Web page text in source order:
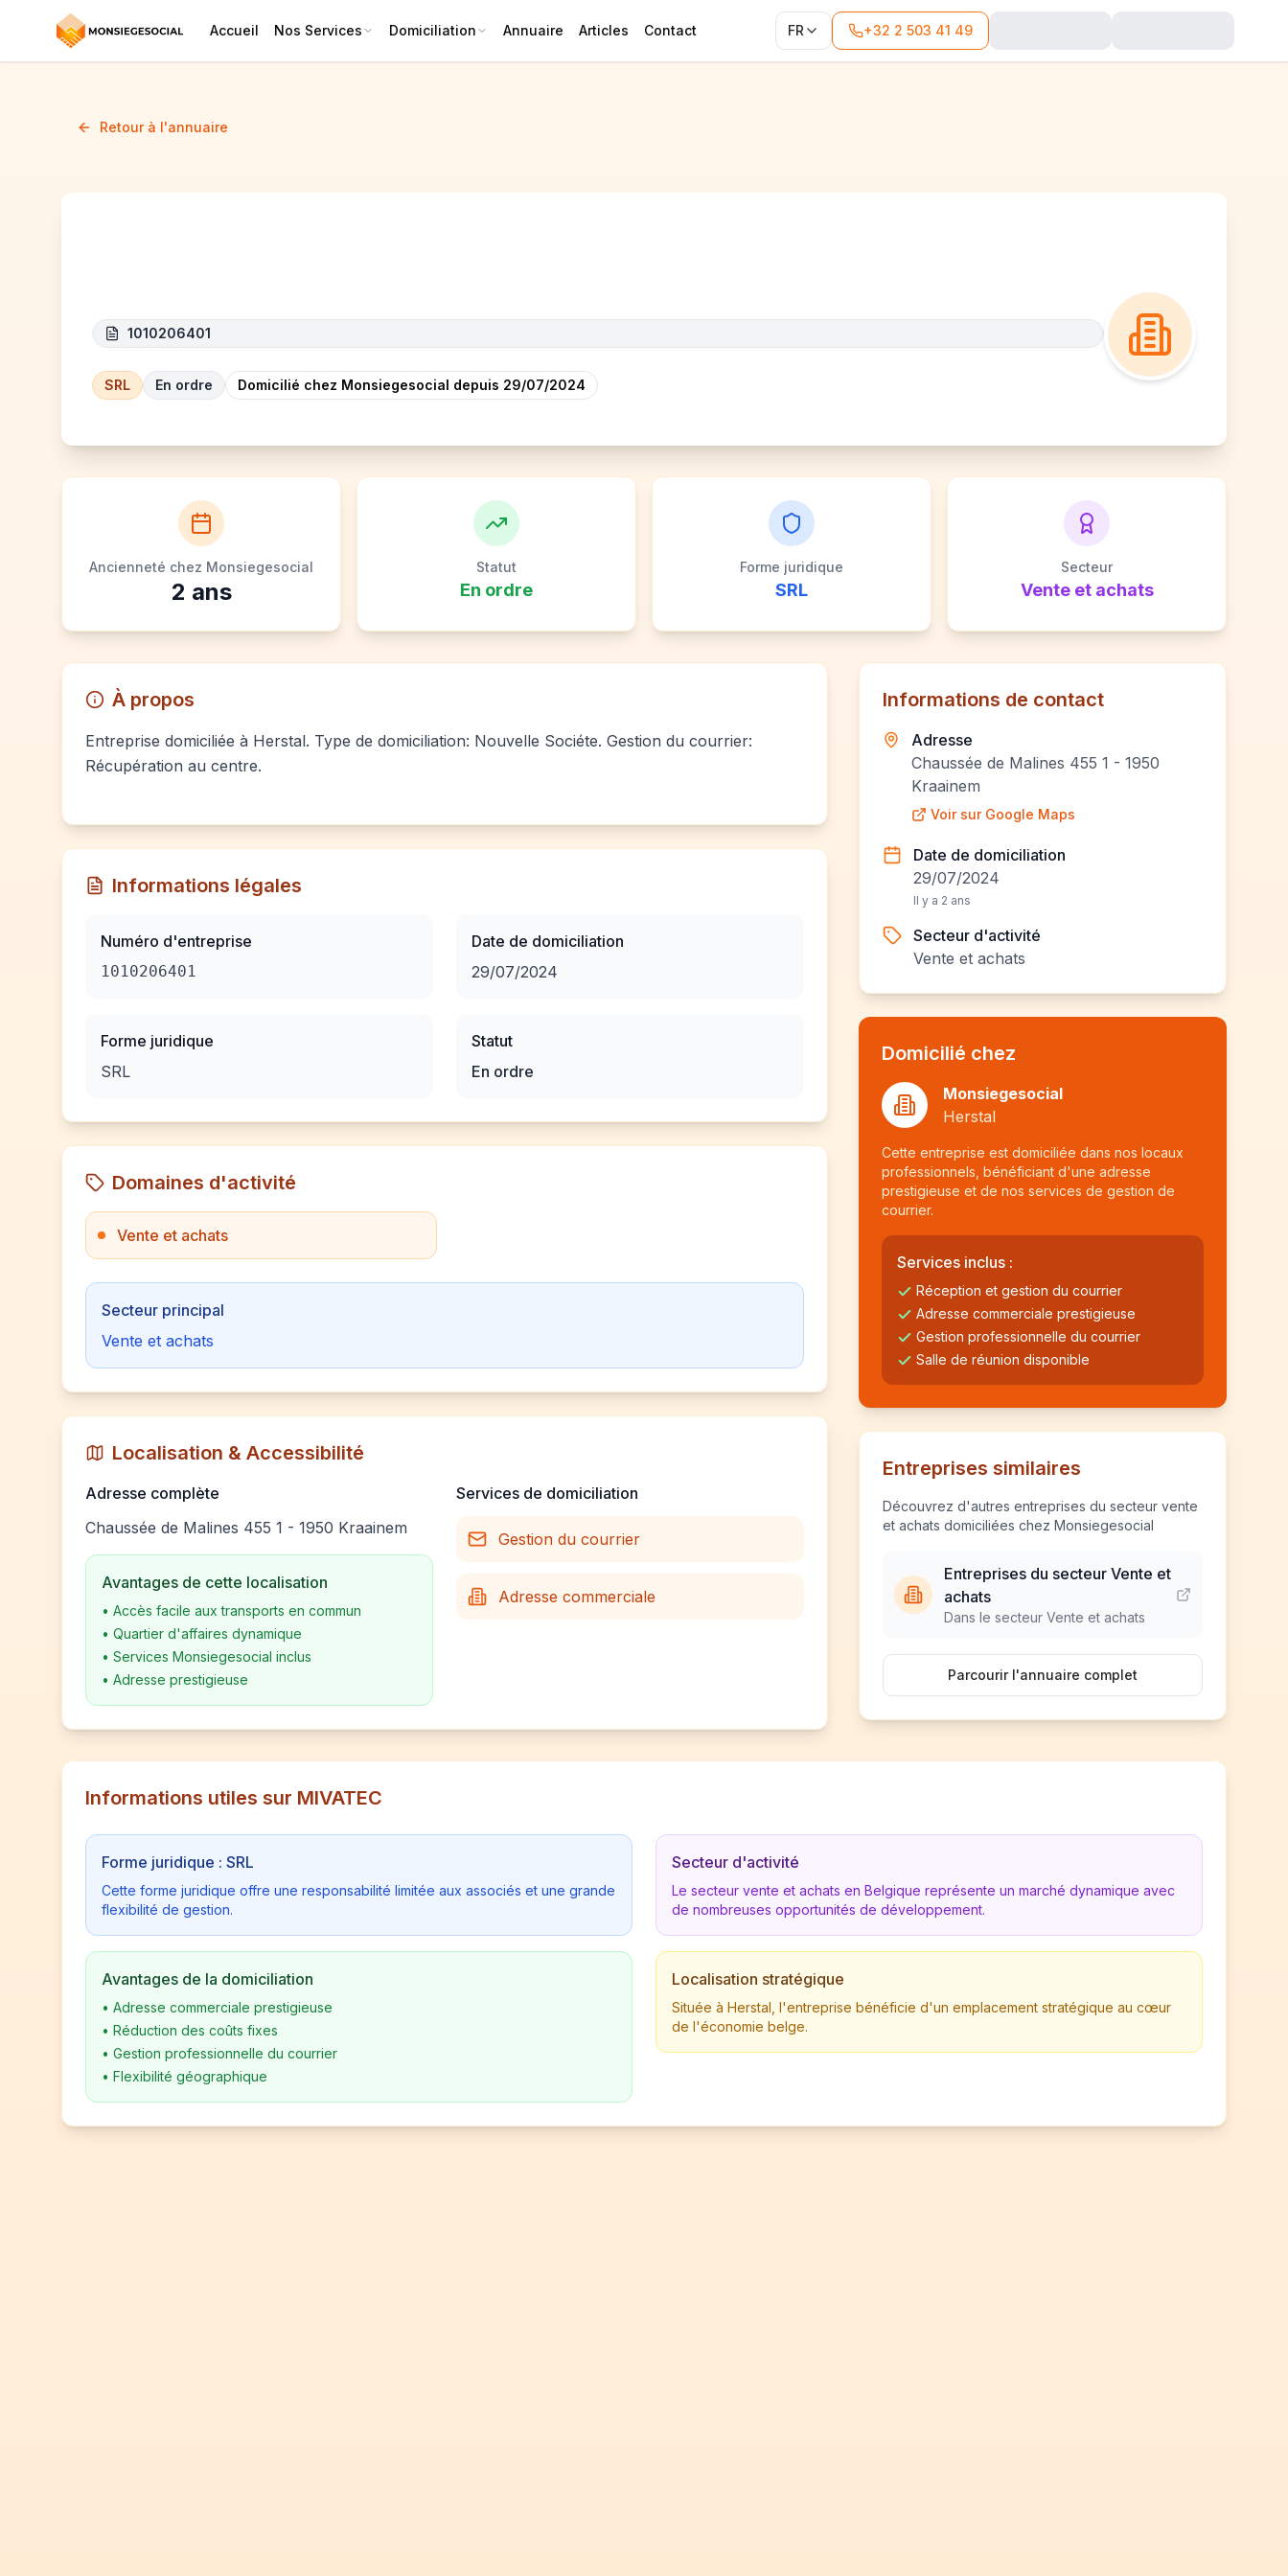
Accueil Nos Services Domiciliation Annuaire Articles Contact FR +32 2 503 41 49
Retour à l'annuaire
1010206401
SRL En ordre Domicilié chez Monsiegesocial depuis 29/07/2024
Ancienneté chez Monsiegesocial
2 ans
Statut
En ordre
Forme juridique
SRL
Secteur
Vente et achats
À propos
Entreprise domiciliée à Herstal. Type de domiciliation: Nouvelle Sociéte. Gestion du courrier:
Récupération au centre.
Informations légales
Numéro d'entreprise
1010206401
Forme juridique
SRL
Date de domiciliation
29/07/2024
Statut
En ordre
Domaines d'activité
Vente et achats
Secteur principal
Vente et achats
Localisation & Accessibilité
Adresse complète
Chaussée de Malines 455 1 - 1950 Kraainem
Avantages de cette localisation
• Accès facile aux transports en commun
• Quartier d'affaires dynamique
• Services Monsiegesocial inclus
• Adresse prestigieuse
Services de domiciliation
Gestion du courrier
Adresse commerciale
Informations de contact
Adresse
Chaussée de Malines 455 1 - 1950
Kraainem
Voir sur Google Maps
Date de domiciliation
29/07/2024
Il y a 2 ans
Secteur d'activité
Vente et achats
Domicilié chez
Monsiegesocial
Herstal
Cette entreprise est domiciliée dans nos locaux
professionnels, bénéficiant d'une adresse
prestigieuse et de nos services de gestion de
courrier.
Services inclus :
Réception et gestion du courrier
Adresse commerciale prestigieuse
Gestion professionnelle du courrier
Salle de réunion disponible
Entreprises similaires
Découvrez d'autres entreprises du secteur vente
et achats domiciliées chez Monsiegesocial
Entreprises du secteur Vente et
achats
Dans le secteur Vente et achats
Parcourir l'annuaire complet
Informations utiles sur MIVATEC
Forme juridique : SRL
Cette forme juridique offre une responsabilité limitée aux associés et une grande
flexibilité de gestion.
Avantages de la domiciliation
• Adresse commerciale prestigieuse
• Réduction des coûts fixes
• Gestion professionnelle du courrier
• Flexibilité géographique
Secteur d'activité
Le secteur vente et achats en Belgique représente un marché dynamique avec
de nombreuses opportunités de développement.
Localisation stratégique
Située à Herstal, l'entreprise bénéficie d'un emplacement stratégique au cœur
de l'économie belge.